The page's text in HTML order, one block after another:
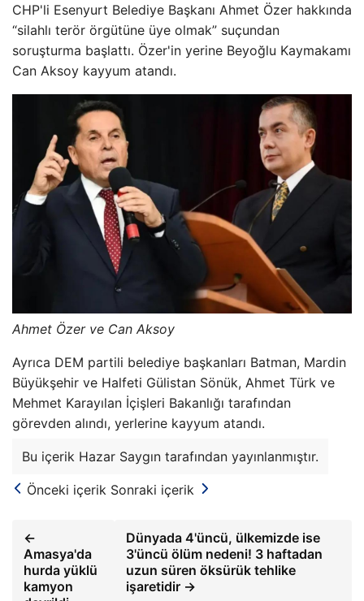
CHP'li Esenyurt Belediye Başkanı Ahmet Özer hakkında
“silahlı terör örgütüne üye olmak” suçundan
soruşturma başlattı. Özer'in yerine Beyoğlu Kaymakamı
Can Aksoy kayyum atandı.
Ahmet Özer ve Can Aksoy
Ayrıca DEM partili belediye başkanları Batman, Mardin
Büyükşehir ve Halfeti Gülistan Sönük, Ahmet Türk ve
Mehmet Karayılan İçişleri Bakanlığı tarafından
görevden alındı, yerlerine kayyum atandı.
Bu içerik Hazar Saygın tarafından yayınlanmıştır.
Önceki içerik Sonraki içerik
←
Amasya'da
hurda yüklü
kamyon
Dünyada 4'üncü, ülkemizde ise
3'üncü ölüm nedeni! 3 haftadan
uzun süren öksürük tehlike
işaretidir →